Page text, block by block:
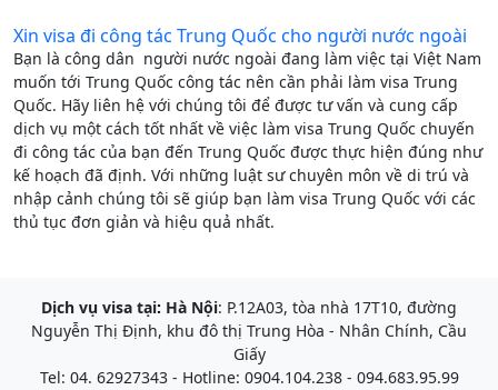
Xin visa đi công tác Trung Quốc cho người nước ngoài
Bạn là công dân người nước ngoài đang làm việc tại Việt Nam
muốn tới Trung Quốc công tác nên cần phải làm visa Trung
Quốc. Hãy liên hệ với chúng tôi để được tư vấn và cung cấp
dịch vụ một cách tốt nhất về việc làm visa Trung Quốc chuyến
đi công tác của bạn đến Trung Quốc được thực hiện đúng như
kế hoạch đã định. Với những luật sư chuyên môn về di trú và
nhập cảnh chúng tôi sẽ giúp bạn làm visa Trung Quốc với các
thủ tục đơn giản và hiệu quả nhất.
Dịch vụ visa tại: Hà Nội: P.12A03, tòa nhà 17T10, đường
Nguyễn Thị Định, khu đô thị Trung Hòa - Nhân Chính, Cầu
Giấy
Tel: 04. 62927343 - Hotline: 0904.104.238 - 094.683.95.99